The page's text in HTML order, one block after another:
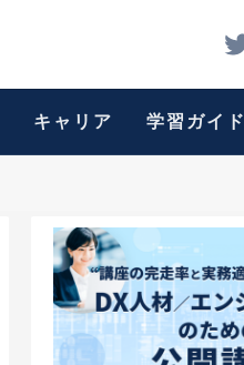
キャリア 学習ガイド